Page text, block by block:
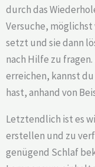
durch das
Versuche,
setzt und sie dann
nach Hilfe zu
erreichen, kannst
hast, anhand von
Letztendlich ist es
erstellen und zu
genügend Schlaf